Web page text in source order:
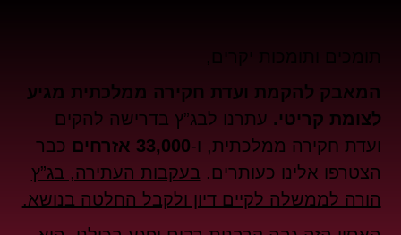
תומכים ותומכות יקרים,
המאבק להקמת ועדת חקירה ממלכתית מגיע
לצומת קריטי. עתרנו לבג”ץ בדרישה להקים
ועדת חקירה ממלכתית, ו-33,000 אזרחים
כבר
הצטרפו אלינו כעותרים. בעקבות העתירה, בג”ץ
הורה לממשלה לקיים דיון ולקבל החלטה בנושא.